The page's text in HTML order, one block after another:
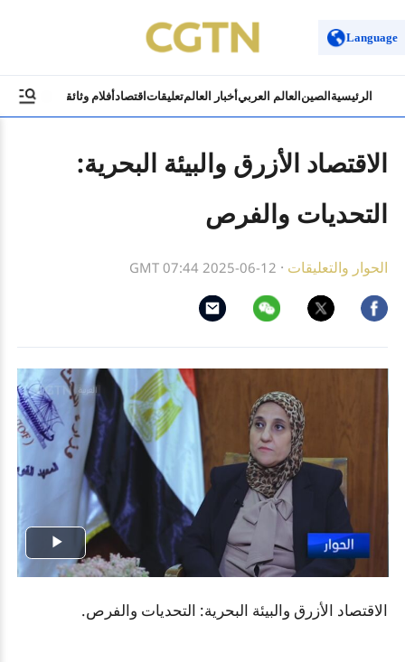
Language
الرئيسية الصين العالم العربيأخبار العالمتعليقات اقتصادأفلام وثائقية ثقافة
الاقتصاد الأزرق والبيئة البحرية:
التحديات والفرص
الحوار والتعليقات ·
GMT 07:44 2025-06-12
Play
الاقتصاد الأزرق والبيئة البحرية: التحديات والفرص.